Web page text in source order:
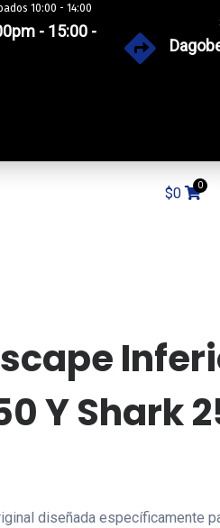
10:00 - 14:00
- 15:00 -
$0
Y Shark
diseñada específicamente